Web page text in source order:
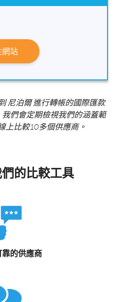
網站
尼泊爾 進行轉帳的國際匯款
們會定期檢視我們的涵蓋範
上比較10多個供應商。
的比較工具
的供應商